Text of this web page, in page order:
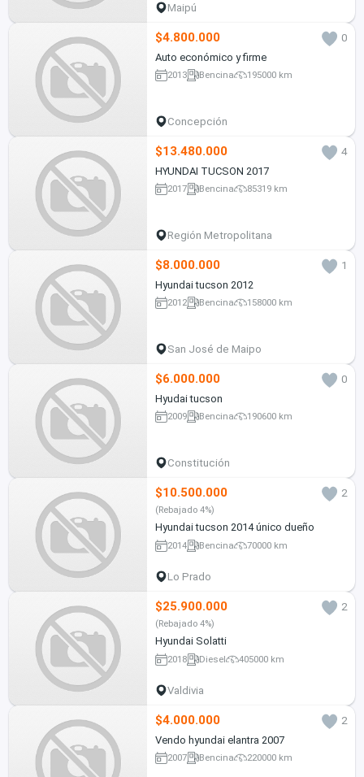
Maipú
$4.800.000
0
Auto económico y firme
2013 Bencina 195000 km
Concepción
$13.480.000
4
HYUNDAI TUCSON 2017
2017 Bencina 85319 km
Región Metropolitana
$8.000.000
1
Hyundai tucson 2012
2012 Bencina 158000 km
San José de Maipo
$6.000.000
0
Hyudai tucson
2009 Bencina 190600 km
Constitución
$10.500.000 2
(Rebajado 4%)
Hyundai tucson 2014 único dueño
2014 Bencina 70000 km
Lo Prado
$25.900.000 2
(Rebajado 4%)
Hyundai Solatti
2018 Diesel 405000 km
Valdivia
$4.000.000
2
Vendo hyundai elantra 2007
2007 Bencina 220000 km